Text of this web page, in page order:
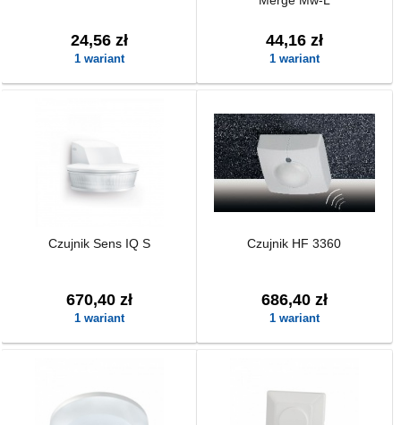
24,56 zł
1 wariant
44,16 zł
1 wariant
Czujnik Sens IQ S
670,40 zł
1 wariant
Czujnik HF 3360
686,40 zł
1 wariant